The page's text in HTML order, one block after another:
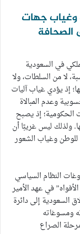
وغياب جهات
الصحافة
في السعودية
لا من السلطات، ولا
إذ يؤدي غياب آليات
وعدم المبالاة
الحكومية؛ إذ يصبح
ولذلك ليس غريبًا أن
للوطن وغياب الشعور
النظام السياسي
في عهد الأمير
السعودية إلى دائرة
ومسوغاته
الصراع